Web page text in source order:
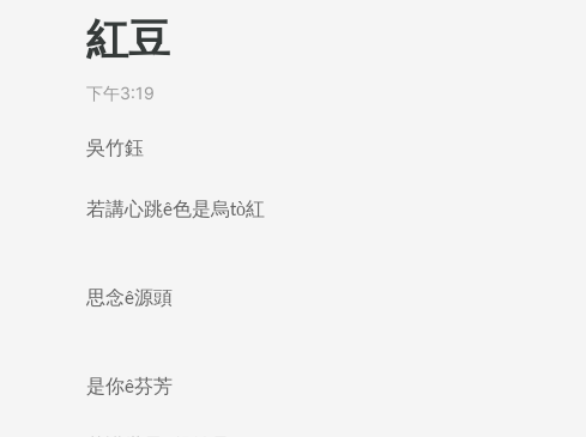
紅豆
下午3:19
吳竹鈺
若講心跳ê色是烏tò͘紅
思念ê源頭
是你ê芬芳